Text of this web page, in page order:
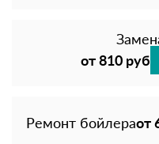
от 810 руб
Ремонт бойлераот